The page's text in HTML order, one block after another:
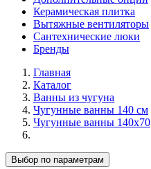
Керамическая плитка
Вытяжные вентиляторы
Сантехнические люки
Бренды
Главная
Каталог
Ванны из чугуна
Чугунные ванны 140 см
Чугунные ванны 140х70
Выбор по параметрам